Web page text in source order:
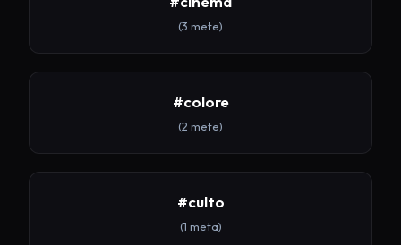
(3 mete)
#colore
(2 mete)
#culto
(1 meta)